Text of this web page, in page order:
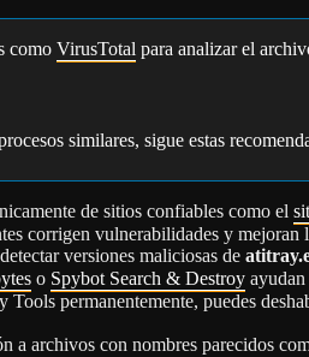
como VirusTotal para analizar el
similares, sigue estas
de sitios confiables como el
corrigen vulnerabilidades y mejoran
versiones maliciosas de
o Spybot Search & Destroy
Tools permanentemente, puedes
a archivos con nombres parecidos